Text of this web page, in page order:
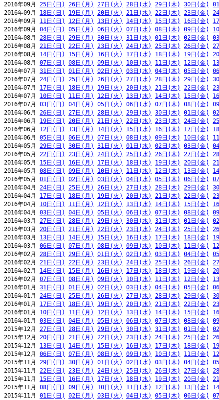
2016年09月 25日(日) 26日(月) 27日(火) 28日(水) 29日(木) 30日(金)
2016年09月 18日(日) 19日(月) 20日(火) 21日(水) 22日(木) 23日(金)
2016年09月 11日(日) 12日(月) 13日(火) 14日(水) 15日(木) 16日(金)
2016年09月 04日(日) 05日(月) 06日(火) 07日(水) 08日(木) 09日(金)
2016年08月 28日(日) 29日(月) 30日(火) 31日(水) 01日(木) 02日(金)
2016年08月 21日(日) 22日(月) 23日(火) 24日(水) 25日(木) 26日(金)
2016年08月 14日(日) 15日(月) 16日(火) 17日(水) 18日(木) 19日(金)
2016年08月 07日(日) 08日(月) 09日(火) 10日(水) 11日(木) 12日(金)
2016年07月 31日(日) 01日(月) 02日(火) 03日(水) 04日(木) 05日(金)
2016年07月 24日(日) 25日(月) 26日(火) 27日(水) 28日(木) 29日(金)
2016年07月 17日(日) 18日(月) 19日(火) 20日(水) 21日(木) 22日(金)
2016年07月 10日(日) 11日(月) 12日(火) 13日(水) 14日(木) 15日(金)
2016年07月 03日(日) 04日(月) 05日(火) 06日(水) 07日(木) 08日(金)
2016年06月 26日(日) 27日(月) 28日(火) 29日(水) 30日(木) 01日(金)
2016年06月 19日(日) 20日(月) 21日(火) 22日(水) 23日(木) 24日(金)
2016年06月 12日(日) 13日(月) 14日(火) 15日(水) 16日(木) 17日(金)
2016年06月 05日(日) 06日(月) 07日(火) 08日(水) 09日(木) 10日(金)
2016年05月 29日(日) 30日(月) 31日(火) 01日(水) 02日(木) 03日(金)
2016年05月 22日(日) 23日(月) 24日(火) 25日(水) 26日(木) 27日(金)
2016年05月 15日(日) 16日(月) 17日(火) 18日(水) 19日(木) 20日(金)
2016年05月 08日(日) 09日(月) 10日(火) 11日(水) 12日(木) 13日(金)
2016年05月 01日(日) 02日(月) 03日(火) 04日(水) 05日(木) 06日(金)
2016年04月 24日(日) 25日(月) 26日(火) 27日(水) 28日(木) 29日(金)
2016年04月 17日(日) 18日(月) 19日(火) 20日(水) 21日(木) 22日(金)
2016年04月 10日(日) 11日(月) 12日(火) 13日(水) 14日(木) 15日(金)
2016年04月 03日(日) 04日(月) 05日(火) 06日(水) 07日(木) 08日(金)
2016年03月 27日(日) 28日(月) 29日(火) 30日(水) 31日(木) 01日(金)
2016年03月 20日(日) 21日(月) 22日(火) 23日(水) 24日(木) 25日(金)
2016年03月 13日(日) 14日(月) 15日(火) 16日(水) 17日(木) 18日(金)
2016年03月 06日(日) 07日(月) 08日(火) 09日(水) 10日(木) 11日(金)
2016年02月 28日(日) 29日(月) 01日(火) 02日(水) 03日(木) 04日(金)
2016年02月 21日(日) 22日(月) 23日(火) 24日(水) 25日(木) 26日(金)
2016年02月 14日(日) 15日(月) 16日(火) 17日(水) 18日(木) 19日(金)
2016年02月 07日(日) 08日(月) 09日(火) 10日(水) 11日(木) 12日(金)
2016年01月 31日(日) 01日(月) 02日(火) 03日(水) 04日(木) 05日(金)
2016年01月 24日(日) 25日(月) 26日(火) 27日(水) 28日(木) 29日(金)
2016年01月 17日(日) 18日(月) 19日(火) 20日(水) 21日(木) 22日(金)
2016年01月 10日(日) 11日(月) 12日(火) 13日(水) 14日(木) 15日(金)
2016年01月 03日(日) 04日(月) 05日(火) 06日(水) 07日(木) 08日(金)
2015年12月 27日(日) 28日(月) 29日(火) 30日(水) 31日(木) 01日(金)
2015年12月 20日(日) 21日(月) 22日(火) 23日(水) 24日(木) 25日(金)
2015年12月 13日(日) 14日(月) 15日(火) 16日(水) 17日(木) 18日(金)
2015年12月 06日(日) 07日(月) 08日(火) 09日(水) 10日(木) 11日(金)
2015年11月 29日(日) 30日(月) 01日(火) 02日(水) 03日(木) 04日(金)
2015年11月 22日(日) 23日(月) 24日(火) 25日(水) 26日(木) 27日(金)
2015年11月 15日(日) 16日(月) 17日(火) 18日(水) 19日(木) 20日(金)
2015年11月 08日(日) 09日(月) 10日(火) 11日(水) 12日(木) 13日(金)
2015年11月 01日(日) 02日(月) 03日(火) 04日(水) 05日(木) 06日(金)